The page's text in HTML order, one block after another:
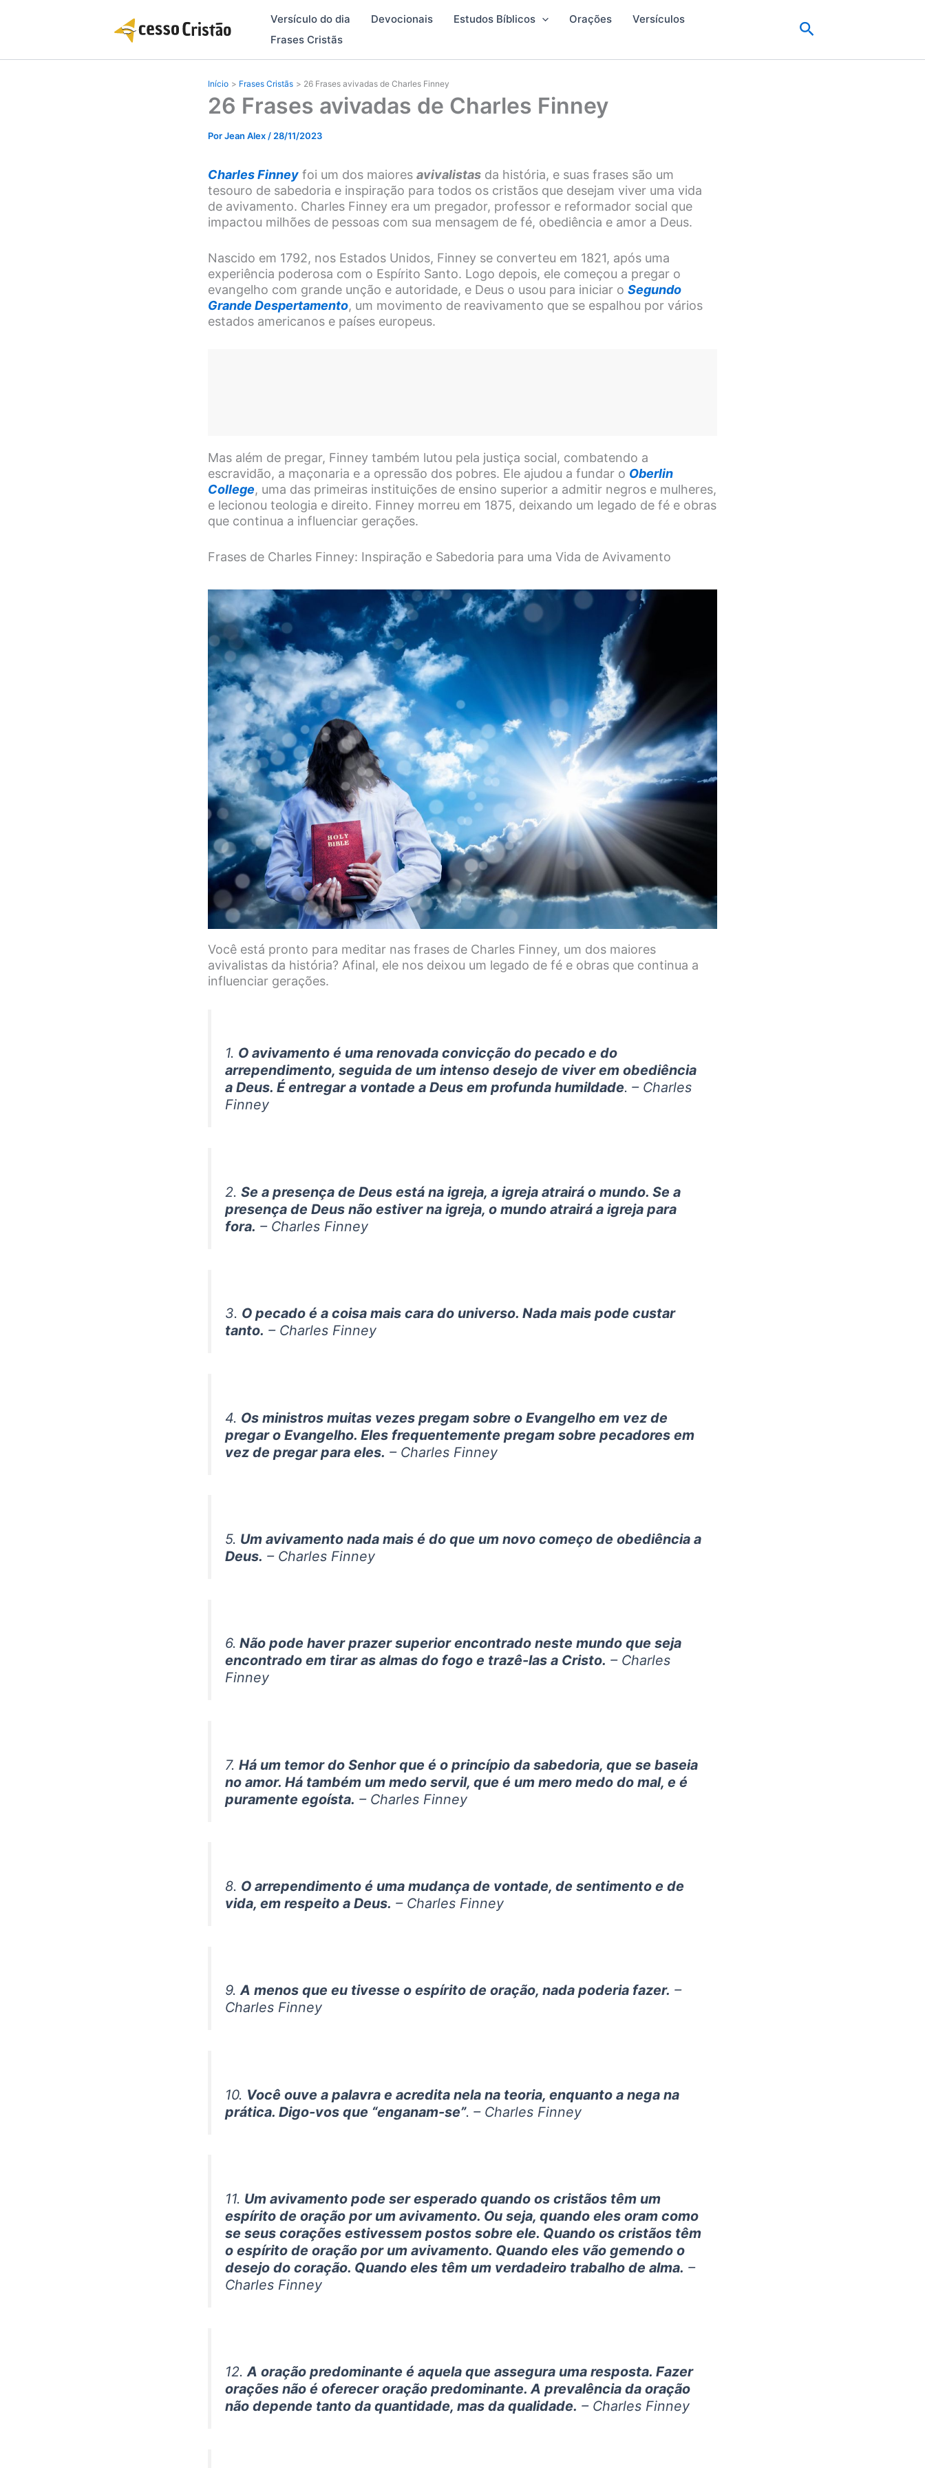
Versículo do dia Devocionais Estudos Bíblicos Orações
Versículos
Frases Cristãs
Pesquisar
Início Frases Cristãs 26 Frases avivadas de Charles Finney
26 Frases avivadas de Charles Finney
PorJean Alex/28/11/2023
Charles Finney foi um dos maiores avivalistas da história, e suas frases são um
tesouro de sabedoria e inspiração para todos os cristãos que desejam viver uma vida
de avivamento. Charles Finney era um pregador, professor e reformador social que
impactou milhões de pessoas com sua mensagem de fé, obediência e amor a Deus.
Nascido em 1792, nos Estados Unidos, Finney se converteu em 1821, após uma
experiência poderosa com o Espírito Santo. Logo depois, ele começou a pregar o
evangelho com grande unção e autoridade, e Deus o usou para iniciar o Segundo
Grande Despertamento, um movimento de reavivamento que se espalhou por vários
estados americanos e países europeus.
Mas além de pregar, Finney também lutou pela justiça social, combatendo a
escravidão, a maçonaria e a opressão dos pobres. Ele ajudou a fundar o Oberlin
College, uma das primeiras instituições de ensino superior a admitir negros e mulheres,
e lecionou teologia e direito. Finney morreu em 1875, deixando um legado de fé e obras
que continua a influenciar gerações.
Frases de Charles Finney: Inspiração e Sabedoria para uma Vida de Avivamento
Você está pronto para meditar nas frases de Charles Finney, um dos maiores
avivalistas da história? Afinal, ele nos deixou um legado de fé e obras que continua a
influenciar gerações.
1. O avivamento é uma renovada convicção do pecado e do
arrependimento, seguida de um intenso desejo de viver em obediência
a Deus. É entregar a vontade a Deus em profunda humildade. – Charles
Finney
2. Se a presença de Deus está na igreja, a igreja atrairá o mundo. Se a
presença de Deus não estiver na igreja, o mundo atrairá a igreja para
fora. – Charles Finney
3. O pecado é a coisa mais cara do universo. Nada mais pode custar
tanto. – Charles Finney
4. Os ministros muitas vezes pregam sobre o Evangelho em vez de
pregar o Evangelho. Eles frequentemente pregam sobre pecadores em
vez de pregar para eles. – Charles Finney
5. Um avivamento nada mais é do que um novo começo de obediência a
Deus. – Charles Finney
6. Não pode haver prazer superior encontrado neste mundo que seja
encontrado em tirar as almas do fogo e trazê-las a Cristo. – Charles
Finney
7. Há um temor do Senhor que é o princípio da sabedoria, que se baseia
no amor. Há também um medo servil, que é um mero medo do mal, e é
puramente egoísta. – Charles Finney
8. O arrependimento é uma mudança de vontade, de sentimento e de
vida, em respeito a Deus. – Charles Finney
9.A menos que eu tivesse o espírito de oração, nada poderia fazer. –
Charles Finney
10. Você ouve a palavra e acredita nela na teoria, enquanto a nega na
prática. Digo-vos que “enganam-se”. – Charles Finney
11. Um avivamento pode ser esperado quando os cristãos têm um
espírito de oração por um avivamento. Ou seja, quando eles oram como
se seus corações estivessem postos sobre ele. Quando os cristãos têm
o espírito de oração por um avivamento. Quando eles vão gemendo o
desejo do coração. Quando eles têm um verdadeiro trabalho de alma. –
Charles Finney
12.A oração predominante é aquela que assegura uma resposta. Fazer
orações não é oferecer oração predominante. A prevalência da oração
não depende tanto da quantidade, mas da qualidade. – Charles Finney